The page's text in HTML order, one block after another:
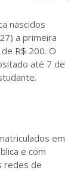
nascidos
a primeira
R$ 200. O
até 7 de
em
e com
redes de